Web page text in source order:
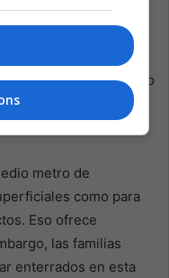
su casa hacia la
su hija.
plasmado allí… y
y respeto al país”, dijo
termine la
metro de
como para
Eso ofrece
las familias
enterrados en esta